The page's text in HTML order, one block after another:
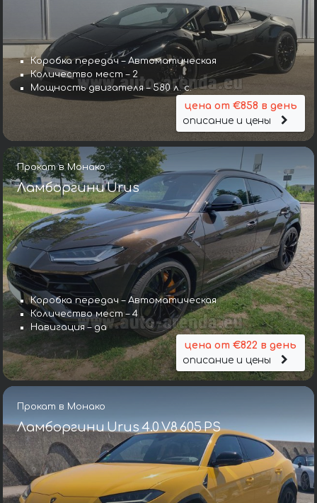
Коробка передач – Автоматическая
Количество мест – 2
Мощность двигателя – 580 л. с.
цена от €858 в день
описание и цены
Прокат в Монако
Ламборгини Urus
Коробка передач – Автоматическая
Количество мест – 4
Навигация – да
цена от €822 в день
описание и цены
Прокат в Монако
Ламборгини Urus 4.0 V8 605 PS